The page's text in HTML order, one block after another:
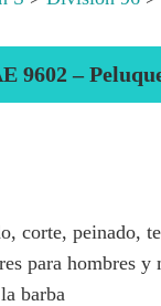
9602 –
corte, peinado,
para hombres y
barba